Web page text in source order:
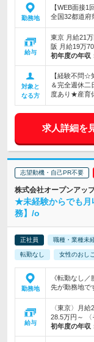
勤務地
【WEB面接1
全国32都道府
給与
東京 月給21
阪 月給19万
初年度の年収
対象と
なる方
【経験不問☆
＆完全週休
度あり★産育
求人詳細を
志望動機・自己PR不要
株式会社オープンアッ
★未経験からでも月
務】/o
正社員 職種・業種未
転勤なし 女性のおし
勤務地
《転勤なし
先が勤務地で
給与
〈東京〉月
28.5万円～
初年度の年収